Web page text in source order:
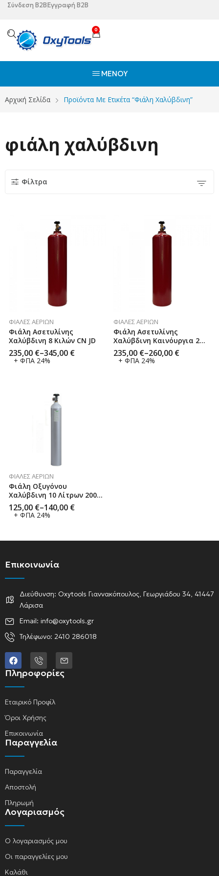
Σύνδεση B2BΕγγραφή B2B
0
ΜΕΝΟΎ
Αρχική Σελίδα Προϊόντα Με Ετικέτα “φιάλη Χαλύβδινη”
φιάλη χαλύβδινη
Φίλτρα
ΦΙΆΛΕΣ ΑΕΡΊΩΝ
Φιάλη Ασετυλίνης
Χαλύβδινη 8 Κιλών CN JD
235,00 €–345,00 €
+ ΦΠΑ 24%
ΦΙΆΛΕΣ ΑΕΡΊΩΝ
Φιάλη Ασετυλίνης
Χαλύβδινη Καινόυργια 2
Κιλών Mini
235,00 €–260,00 €
+ ΦΠΑ 24%
ΦΙΆΛΕΣ ΑΕΡΊΩΝ
Φιάλη Οξυγόνου
Χαλύβδινη 10 Λίτρων 200
Bar Mini CN JD
125,00 €–140,00 €
+ ΦΠΑ 24%
Επικοινωνία
Διεύθυνση: Oxytools Γιαννακόπουλος, Γεωργιάδου 34, 41447
Λάρισα
Email: info@oxytools.gr
Τηλέφωνο: 2410 286018
Πληροφορίες
Εταιρικό Προφίλ
Όροι Χρήσης
Επικοινωνία
Παραγγελία
Παραγγελία
Αποστολή
Πληρωμή
Λογαριασμός
Ο λογαριασμός μου
Οι παραγγελίες μου
Καλάθι